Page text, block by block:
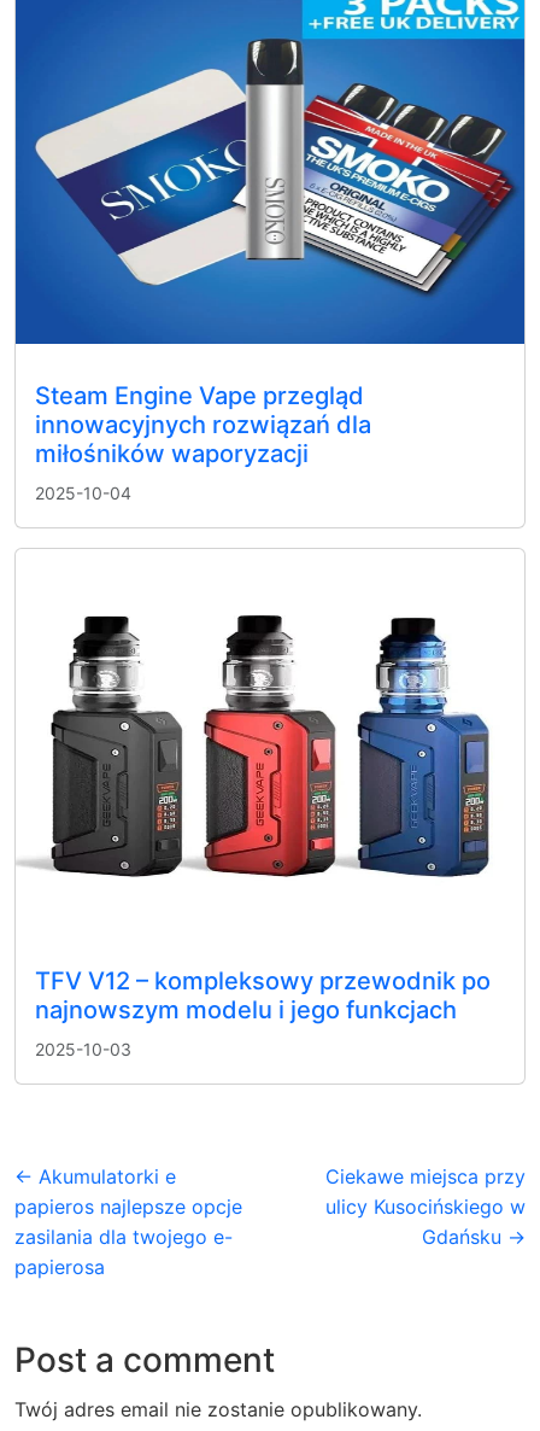
Steam Engine Vape przegląd
innowacyjnych rozwiązań dla
miłośników waporyzacji
2025-10-04
TFV V12 – kompleksowy przewodnik po
najnowszym modelu i jego funkcjach
2025-10-03
← Akumulatorki e
papieros najlepsze opcje
zasilania dla twojego e-
papierosa
Ciekawe miejsca przy
ulicy Kusocińskiego w
Gdańsku →
Post a comment
Twój adres email nie zostanie opublikowany.